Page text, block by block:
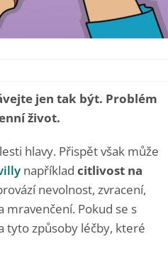
jen tak být. Problém
život.
hlavy. Přispět však může
například citlivost na
nevolnost, zvracení,
Pokud se s
tyto způsoby léčby, které